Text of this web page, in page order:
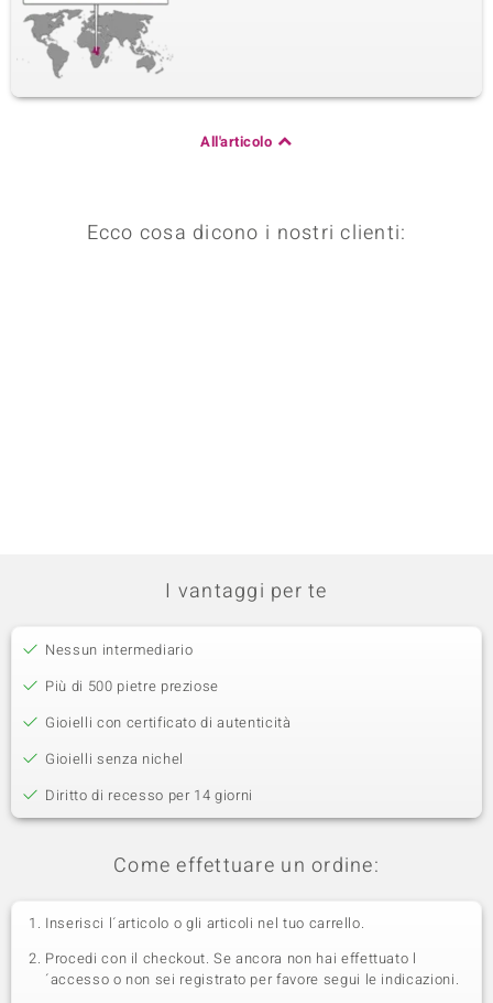
All'articolo
Ecco cosa dicono i nostri clienti:
I vantaggi per te
Nessun intermediario
Più di 500 pietre preziose
Gioielli con certificato di autenticità
Gioielli senza nichel
Diritto di recesso per 14 giorni
Come effettuare un ordine:
Inserisci l´articolo o gli articoli nel tuo carrello.
Procedi con il checkout. Se ancora non hai effettuato l
´accesso o non sei registrato per favore segui le indicazioni.